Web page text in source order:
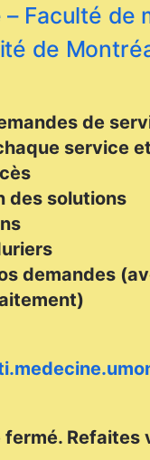
Faculté de
de
de
service
des solutions
demandes
Refaites